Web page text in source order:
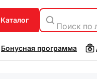
каталог
Поиск по
Бонусная программа